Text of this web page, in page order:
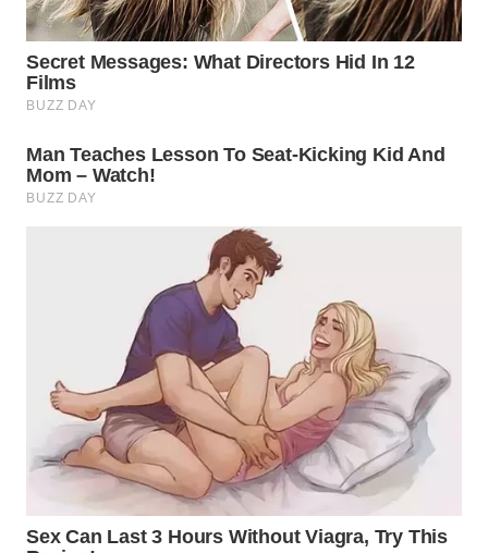
WN
SUKABUMI
PURWAKARTA
WN
PRIANGAN
SOLO
WN
BOROBUDUR
WN
MADURA